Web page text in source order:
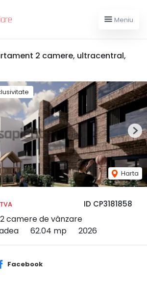
Meniu
2 camere, ultracentral,
ID CP3181858
camere de vânzare
62.04 mp 2026
Harta
Facebook